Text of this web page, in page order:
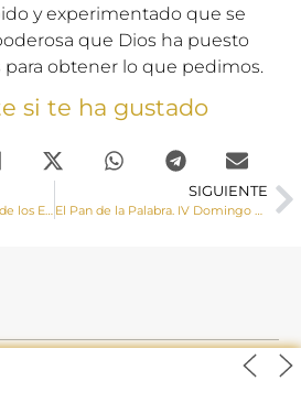
y experimentado que se
que Dios ha puesto
obtener lo que pedimos.
si te ha gustado
Celebrado el primer turno de los Ejercicios Espirituales de Familias
SIGUIENTE
El Pan de la Palabra. IV Domingo de Cuaresma